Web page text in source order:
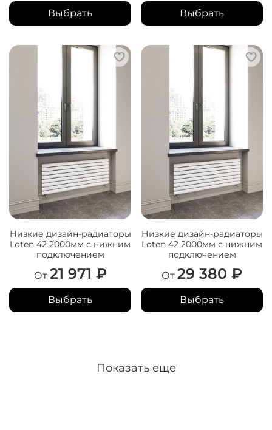
Выбрать Выбрать
Низкие дизайн-радиаторы
Loten 42 2000мм с нижним
подключением
От 21 971 ₽
Выбрать
Низкие дизайн-радиаторы
Loten 42 2000мм с нижним
подключением
От 29 380 ₽
Выбрать
Показать еще